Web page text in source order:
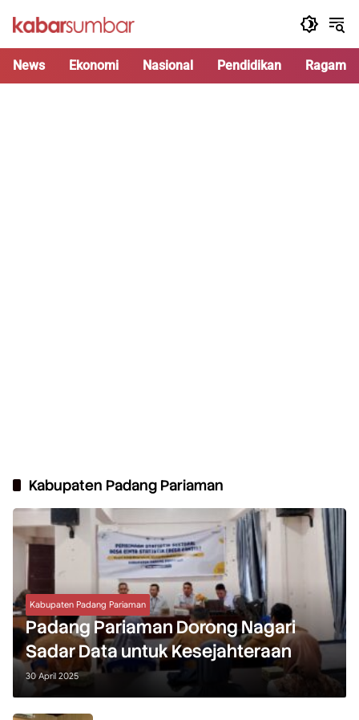
News Ekonomi Nasional Pendidikan Ragam
Kabupaten Padang Pariaman
Kabupaten Padang Pariaman
Padang Pariaman Dorong Nagari
Sadar Data untuk Kesejahteraan
30 April 2025